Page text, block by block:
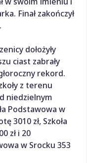
Finał zakończył
dołożyły
ciast zabrały
rekord.
z terenu
niedzielnym
Podstawowa w
3010 zł, Szkoła
zł i 20
w Srocku 353